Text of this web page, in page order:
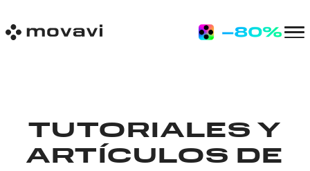
TUTORIALES Y
ARTÍCULOS DE